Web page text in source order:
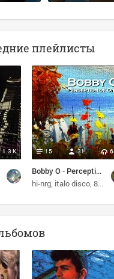
плейлисты
1.3 K
80s
Bobby O - Perception Of One (2016)
15 31
hi-nrg italo disco 80s